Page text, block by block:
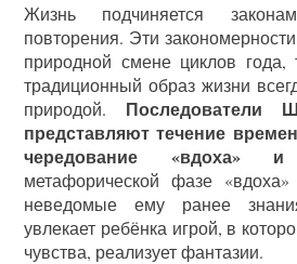
Жизнь подчиняется
повторения. Эти
природной смене циклов года,
традиционный образ жизни
природой. Последователи
представляют течение
чередование «вдоха» и
метафорической фазе «вдоха»
неведомые ему ранее
увлекает ребёнка игрой, в
чувства, реализует фантазии.